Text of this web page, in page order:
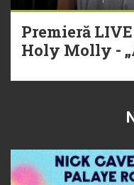
Premieră
Holy Molly -